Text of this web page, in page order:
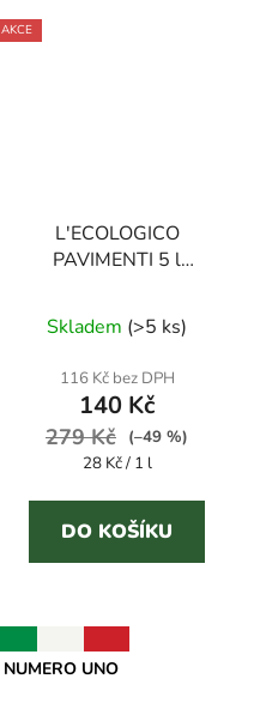
AKCE
L'ECOLOGICO
PAVIMENTI 5 l
Skladem (>5 ks)
116 Kč bez DPH
140 Kč
279 Kč
(–49 %)
Měrná
28 Kč / 1 l
DO KOŠÍKU
NUMERO UNO